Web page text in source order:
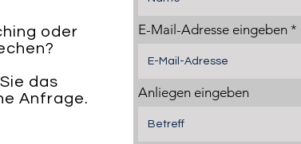
oder
das
Anfrage.
E-Mail-Adresse eingeben
Anliegen eingeben